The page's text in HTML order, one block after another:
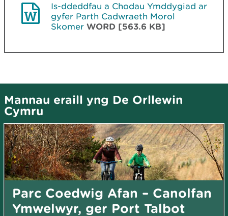
Is-ddeddfau a Chodau Ymddygiad ar
gyfer Parth Cadwraeth Morol
Skomer WORD [563.6 KB]
Mannau eraill yng De Orllewin
Cymru
Parc Coedwig Afan – Canolfan
Ymwelwyr, ger Port Talbot